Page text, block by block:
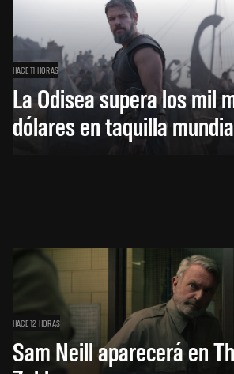
HACE 11 HORAS
La Odisea supera los mil
dólares en taquilla
HACE 12 HORAS
Sam Neill aparecerá en